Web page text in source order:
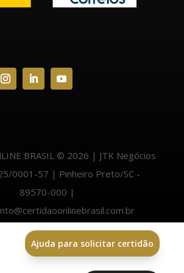
BRASIL © 2026 | JTK Negócios
0001-57 | Pinheiro Preto/SC -
89570-000 |
Ajuda para solicitar certidão